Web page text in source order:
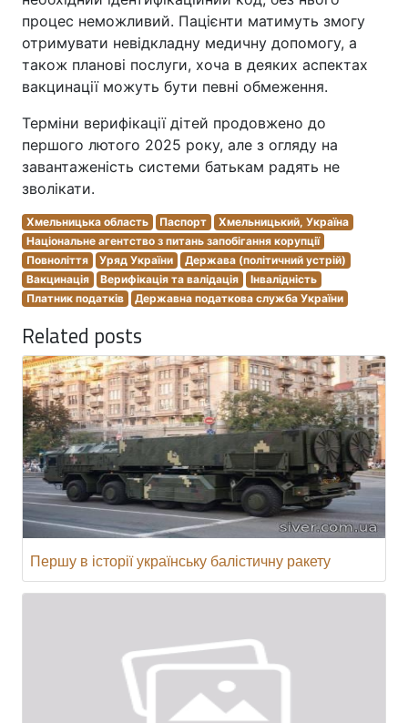
процес неможливий. Пацієнти матимуть змогу
отримувати невідкладну медичну допомогу, а
також планові послуги, хоча в деяких аспектах
вакцинації можуть бути певні обмеження.
Терміни верифікації дітей продовжено до
першого лютого 2025 року, але з огляду на
завантаженість системи батькам радять не
зволікати.
Хмельницька область Паспорт
Хмельницький, Україна
Національне агентство з питань запобігання корупції
Повноліття
Уряд України
Держава (політичний устрій)
Вакцинація
Верифікація та валідація
Інвалідність
Платник податків
Державна податкова служба України
Related posts
Першу в історії українську балістичну ракету